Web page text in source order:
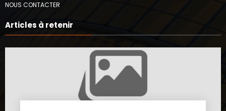
NOUS CONTACTER
Articles à retenir